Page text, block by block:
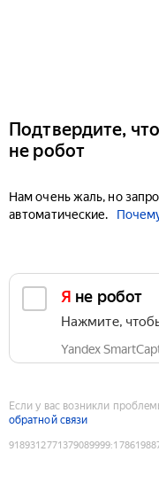
Подтвердите,
не робот
Нам очень жаль, но
автоматические.
Я не робот
Нажмите,
Yandex
Если у вас возникли
обратной связи
9189312771379089999: